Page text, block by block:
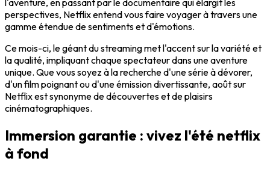
l'aventure, en passant par le documentaire qui élargit les
perspectives, Netflix entend vous faire voyager à travers une
gamme étendue de sentiments et d'émotions.
Ce mois-ci, le géant du streaming met l'accent sur la variété et
la qualité, impliquant chaque spectateur dans une aventure
unique. Que vous soyez à la recherche d'une série à dévorer,
d'un film poignant ou d'une émission divertissante, août sur
Netflix est synonyme de découvertes et de plaisirs
cinématographiques.
Immersion garantie : vivez l'été netflix
à fond